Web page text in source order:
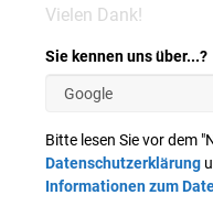
Vielen Dank!
Sie kennen uns über...?
Bitte lesen Sie vor dem
Datenschutzerklärung
Informationen zum